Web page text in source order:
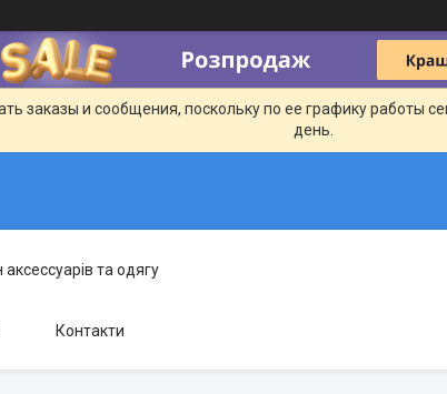
заказы и сообщения, поскольку по ее графику работы
день.
та одягу
Контакти